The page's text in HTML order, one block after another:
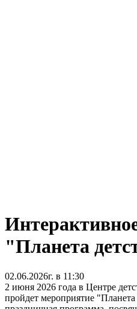
"Планета
02.06.2026г. в 11:30
2 июня 2026 года в Центре
пройдет мероприятие